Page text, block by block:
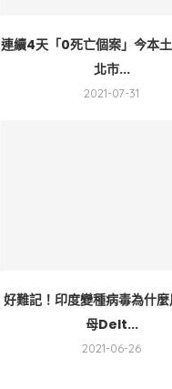
連續4天「0死亡個案」今本土
北市...
2021-07-31
好難記！印度變種病毒為什
母Delt...
2021-06-26